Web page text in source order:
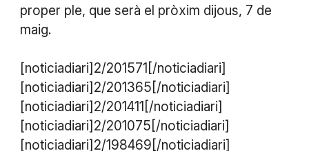
proper ple, que serà el pròxim dijous, 7 de
maig.
[noticiadiari]2/201571[/noticiadiari]
[noticiadiari]2/201365[/noticiadiari]
[noticiadiari]2/201411[/noticiadiari]
[noticiadiari]2/201075[/noticiadiari]
[noticiadiari]2/198469[/noticiadiari]